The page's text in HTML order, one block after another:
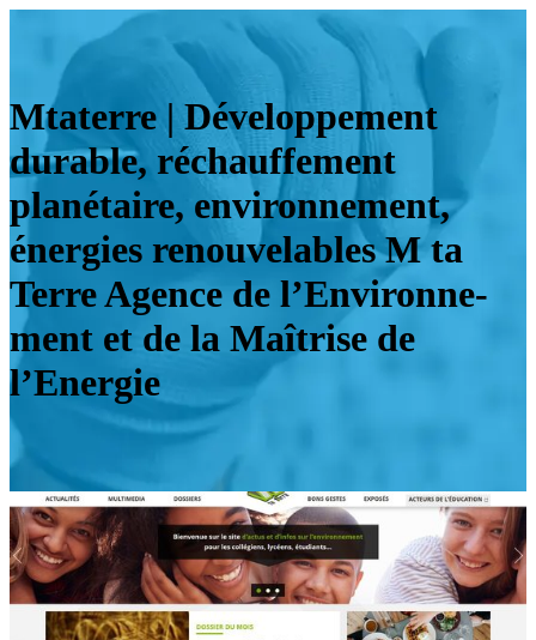
Mtaterre | Dévelop­pe­ment
durable, réchauffe­ment
planétaire, en­viron­ne­ment,
énergies renouve­lab­les M ta
Terre Agence de l’En­viron­ne­
ment et de la Maîtrise de
l’Energie